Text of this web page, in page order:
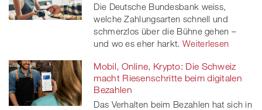
Die Deutsche Bundesbank weiss,
welche Zahlungsarten schnell und
schmerzlos über die Bühne gehen –
und wo es eher harkt. Weiterlesen
Mobil, Online, Krypto: Die Schweiz
macht Riesenschritte beim digitalen
Bezahlen
Das Verhalten beim Bezahlen hat sich in